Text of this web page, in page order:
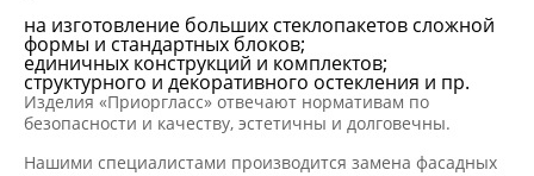
на изготовление больших стеклопакетов сложной
формы и стандартных блоков;
единичных конструкций и комплектов;
структурного и декоративного остекления и пр.
Изделия «Приоргласс» отвечают нормативам по
безопасности и качеству, эстетичны и долговечны.
Нашими специалистами производится замена фасадных